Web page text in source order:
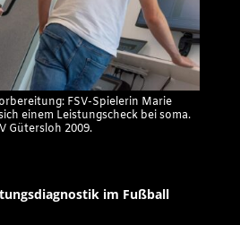
FSV-Spielerin Marie
einem Leistungscheck bei soma.
Gütersloh 2009.
im Fußball